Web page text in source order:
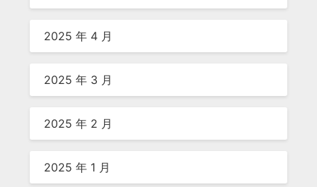
2025 年 4 月
2025 年 3 月
2025 年 2 月
2025 年 1 月